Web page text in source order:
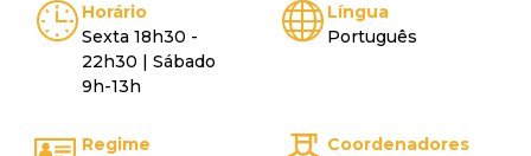
Horário
Sexta 18h30 -
22h30 | Sábado
9h-13h
Língua
Português
Regime
Coordenadores